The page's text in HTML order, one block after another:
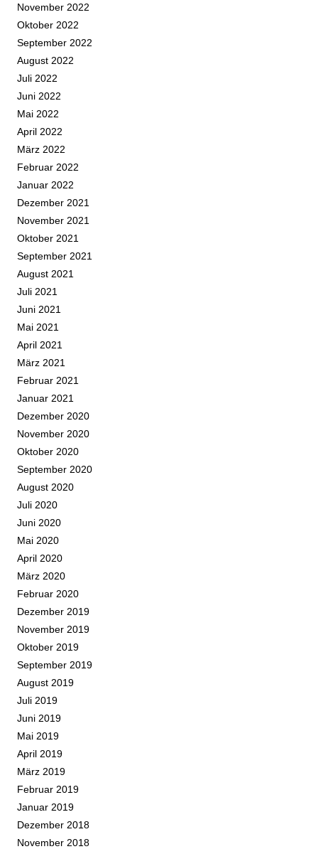
November 2022
Oktober 2022
September 2022
August 2022
Juli 2022
Juni 2022
Mai 2022
April 2022
März 2022
Februar 2022
Januar 2022
Dezember 2021
November 2021
Oktober 2021
September 2021
August 2021
Juli 2021
Juni 2021
Mai 2021
April 2021
März 2021
Februar 2021
Januar 2021
Dezember 2020
November 2020
Oktober 2020
September 2020
August 2020
Juli 2020
Juni 2020
Mai 2020
April 2020
März 2020
Februar 2020
Dezember 2019
November 2019
Oktober 2019
September 2019
August 2019
Juli 2019
Juni 2019
Mai 2019
April 2019
März 2019
Februar 2019
Januar 2019
Dezember 2018
November 2018